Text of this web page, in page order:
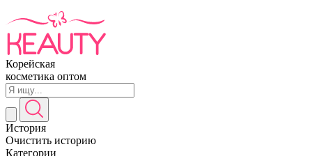
Корейская
косметика оптом
История
Очистить историю
Категории